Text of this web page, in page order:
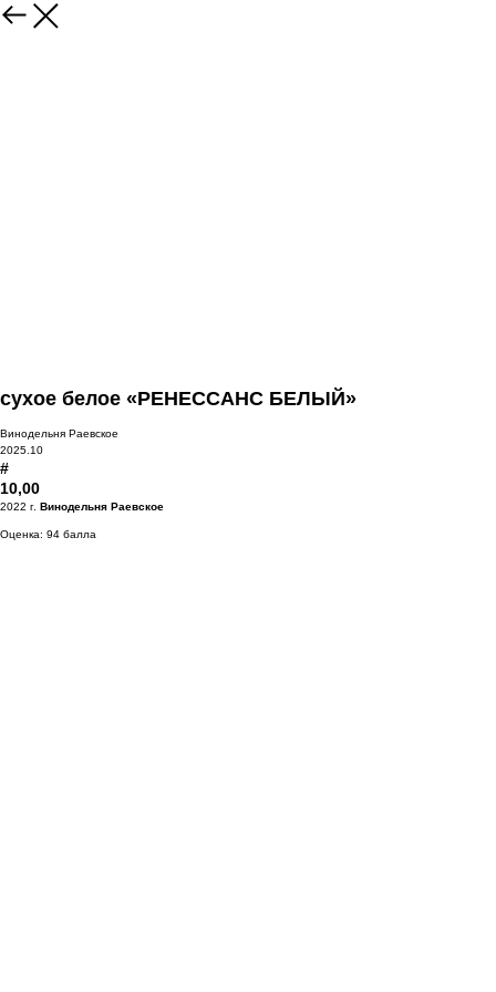
сухое белое «РЕНЕССАНС БЕЛЫЙ»
Винодельня Раевское
2025.10
#
10,00
2022 г. Винодельня Раевское
Оценка: 94 балла